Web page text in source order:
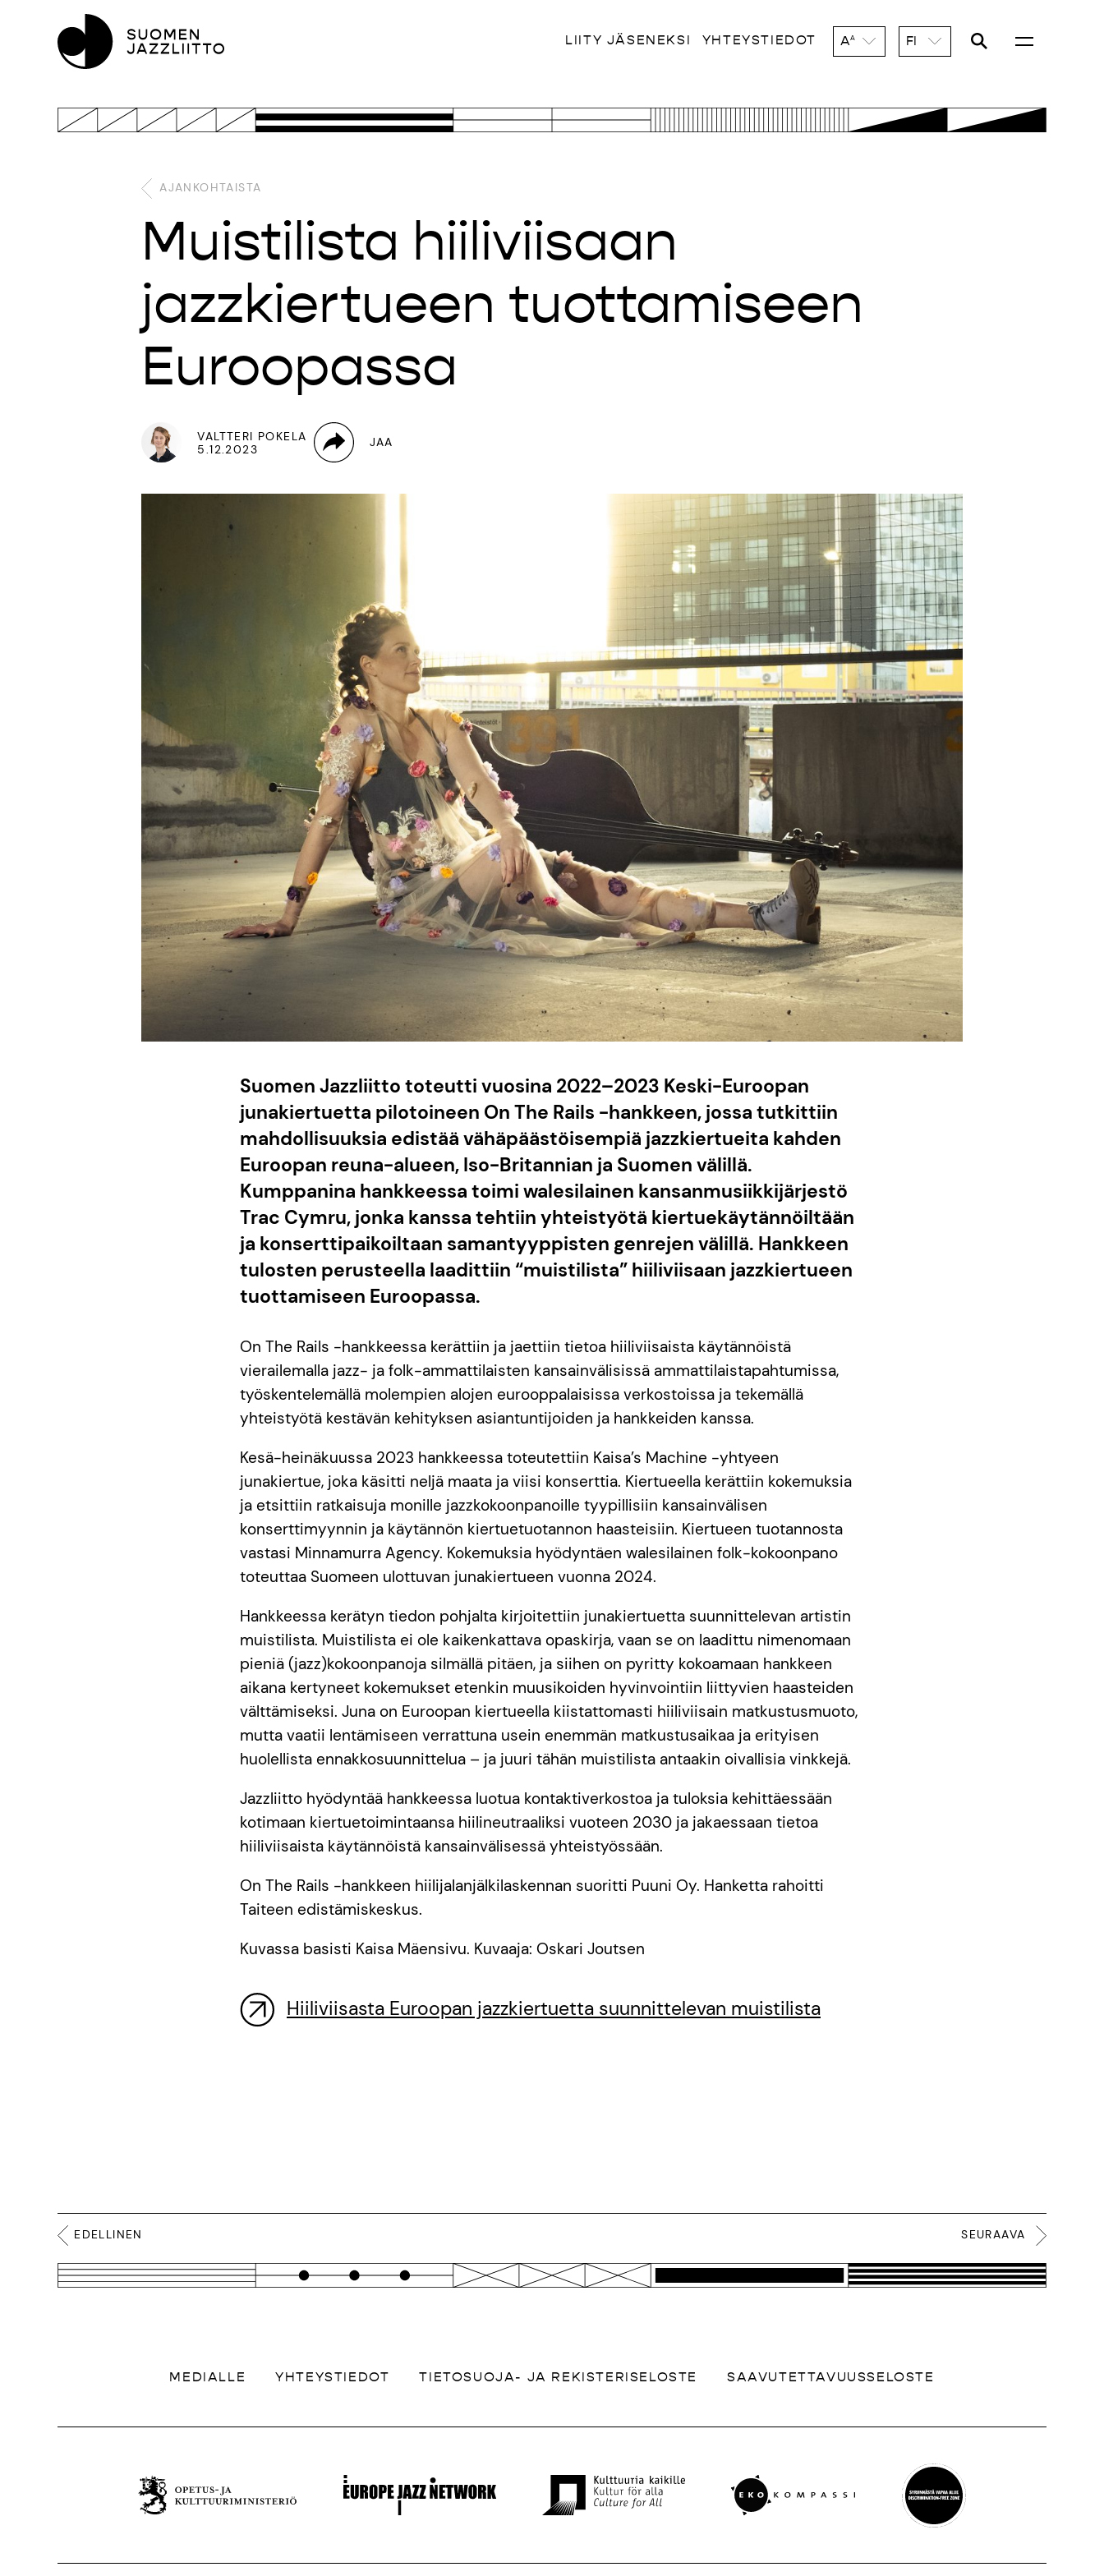
LIITY JÄSENEKSI YHTEYSTIEDOT AA FI
AJANKOHTAISTA
Muistilista hiiliviisaan
jazzkiertueen tuottamiseen
Euroopassa
VALTTERI POKELA
5.12.2023
Suomen Jazzliitto toteutti vuosina 2022–2023 Keski-Euroopan
junakiertuetta pilotoineen On The Rails -hankkeen, jossa tutkittiin
mahdollisuuksia edistää vähäpäästöisempiä jazzkiertueita kahden
Euroopan reuna-alueen, Iso-Britannian ja Suomen välillä.
Kumppanina hankkeessa toimi walesilainen kansanmusiikkijärjestö
Trac Cymru, jonka kanssa tehtiin yhteistyötä kiertuekäytännöiltään
ja konserttipaikoiltaan samantyyppisten genrejen välillä. Hankkeen
tulosten perusteella laadittiin “muistilista” hiiliviisaan jazzkiertueen
tuottamiseen Euroopassa.
On The Rails -hankkeessa kerättiin ja jaettiin tietoa hiiliviisaista käytännöistä
vierailemalla jazz- ja folk-ammattilaisten kansainvälisissä ammattilaistapahtumissa,
työskentelemällä molempien alojen eurooppalaisissa verkostoissa ja tekemällä
yhteistyötä kestävän kehityksen asiantuntijoiden ja hankkeiden kanssa.
Kesä-heinäkuussa 2023 hankkeessa toteutettiin Kaisa’s Machine -yhtyeen
junakiertue, joka käsitti neljä maata ja viisi konserttia. Kiertueella kerättiin kokemuksia
ja etsittiin ratkaisuja monille jazzkokoonpanoille tyypillisiin kansainvälisen
konserttimyynnin ja käytännön kiertuetuotannon haasteisiin. Kiertueen tuotannosta
vastasi Minnamurra Agency. Kokemuksia hyödyntäen walesilainen folk-kokoonpano
toteuttaa Suomeen ulottuvan junakiertueen vuonna 2024.
Hankkeessa kerätyn tiedon pohjalta kirjoitettiin junakiertuetta suunnittelevan artistin
muistilista. Muistilista ei ole kaikenkattava opaskirja, vaan se on laadittu nimenomaan
pieniä (jazz)kokoonpanoja silmällä pitäen, ja siihen on pyritty kokoamaan hankkeen
aikana kertyneet kokemukset etenkin muusikoiden hyvinvointiin liittyvien haasteiden
välttämiseksi. Juna on Euroopan kiertueella kiistattomasti hiiliviisain matkustusmuoto,
mutta vaatii lentämiseen verrattuna usein enemmän matkustusaikaa ja erityisen
huolellista ennakkosuunnittelua – ja juuri tähän muistilista antaakin oivallisia vinkkejä.
Jazzliitto hyödyntää hankkeessa luotua kontaktiverkostoa ja tuloksia kehittäessään
kotimaan kiertuetoimintaansa hiilineutraaliksi vuoteen 2030 ja jakaessaan tietoa
hiiliviisaista käytännöistä kansainvälisessä yhteistyössään.
On The Rails -hankkeen hiilijalanjälkilaskennan suoritti Puuni Oy. Hanketta rahoitti
Taiteen edistämiskeskus.
Kuvassa basisti Kaisa Mäensivu. Kuvaaja: Oskari Joutsen
Hiiliviisasta Euroopan jazzkiertuetta suunnittelevan muistilista
EDELLINEN SEURAAVA
MEDIALLE YHTEYSTIEDOT TIETOSUOJA- JA REKISTERISELOSTE SAAVUTETTAVUUSSELOSTE